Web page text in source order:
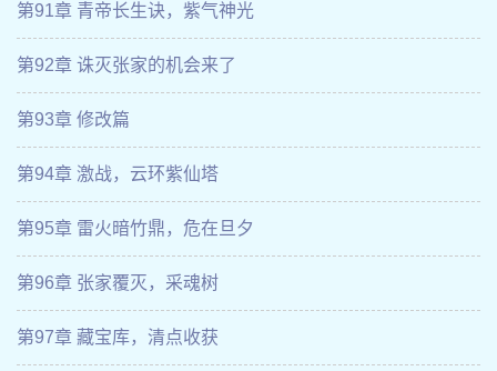
第91章 青帝长生诀，紫气神光
第92章 诛灭张家的机会来了
第93章 修改篇
第94章 激战，云环紫仙塔
第95章 雷火暗竹鼎，危在旦夕
第96章 张家覆灭，采魂树
第97章 藏宝库，清点收获